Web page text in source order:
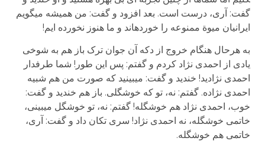
گفت: آری، درست است. بعد افزود و گفت: من همیشه می­گویم
ایرانیان میوة ممنوعه را خورده­اند و ما هنوز نخورده ایم!
به هرحال هنگام خروج از دکه آن جوان ترک باز هم به شوخی
یادی از احمدی نژاد کردم و گفتم: پس این طور! شما طرفدار
احمدی نژادید! خندید و گفت: می­بینید که صورت من هم شبیه
احمدی نژاده. گفتم: نه، تو که خوشگلی. باز هم خندید و گفت:
خوب، احمدی نژاد هم خوشگله! گفتم: نه، تو خوشگل می­بینی،
خاتمی خوشگله، نه احمدی نژاد! سری تکان داد و گفت: آری،
خاتمی هم خوشگله.